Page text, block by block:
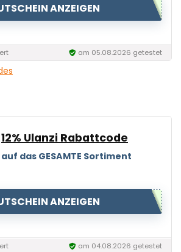
ANZEIGEN
am 05.08.2026 getestet
12% Ulanzi Rabattcode
auf das GESAMTE Sortiment
ANZEIGEN
am 04.08.2026 getestet